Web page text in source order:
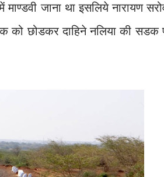
जाना था इसलिये नारायण
को छोडकर दाहिने नलिया की सडक